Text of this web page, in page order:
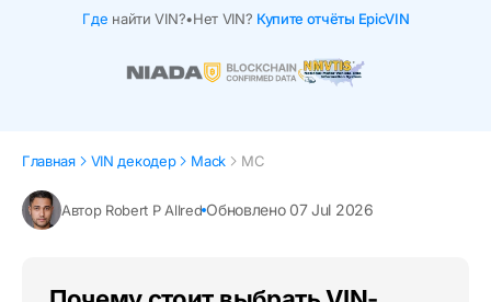
Где найти VIN?•Нет VIN? Купите отчёты EpicVIN
Главная VIN декодер Mack MC
Автор Robert P Allred Обновлено 07 Jul 2026